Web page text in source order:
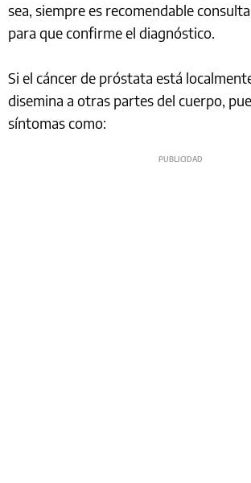
sea, siempre es recomendable
para que confirme el diagnóstico.
Si el cáncer de próstata está
disemina a otras partes del cuerpo,
síntomas como: